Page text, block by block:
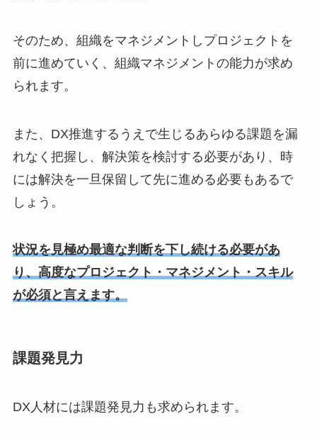
そのため、組織をマネジメントしプロジェクトを
前に進めていく、組織マネジメントの能力が求め
られます。
また、DX推進するうえで生じるあらゆる課題を漏
れなく把握し、解決策を検討する必要があり、時
には解決を一旦保留して先に進める必要もあるで
しょう。
状況を見極め最適な判断を下し続ける必要があ
り、高度なプロジェクト・マネジメント・スキル
が必須と言えます。
課題発見力
DX人材には課題発見力も求められます。